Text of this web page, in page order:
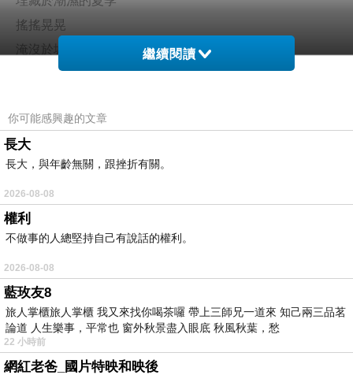
搖搖晃晃
淹沒於城市的人海
問候被午後雷陣雨打斷
思念鑽進瞌睡的夢境
淚水與汗水一起奔流
顛顛簸簸
迷失於記憶的地圖
他們擁抱然後破碎
我們相遇然後再也不會相見
枯萎的心扉
能否隨風再一次降落
繼續閱讀
你可能感興趣的文章
長大
長大，與年齡無關，跟挫折有關。
2026-08-08
權利
不做事的人總堅持自己有說話的權利。
2026-08-08
藍玫友8
旅人掌櫃旅人掌櫃 我又來找你喝茶囉 帶上三師兄一道來 知己兩三品茗
論道 人生樂事，平常也 窗外秋景盡入眼底 秋風秋葉，愁
22 小時前
網紅老爸_國片特映和映後